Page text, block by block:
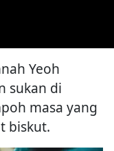
Yeoh
sukan di
masa yang
biskut.